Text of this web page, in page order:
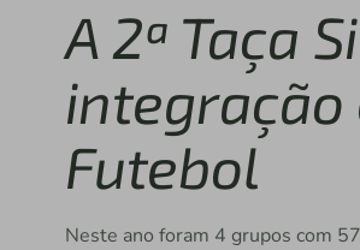
A 2ª Taça
integração
Futebol
Neste ano foram 4 grupos com